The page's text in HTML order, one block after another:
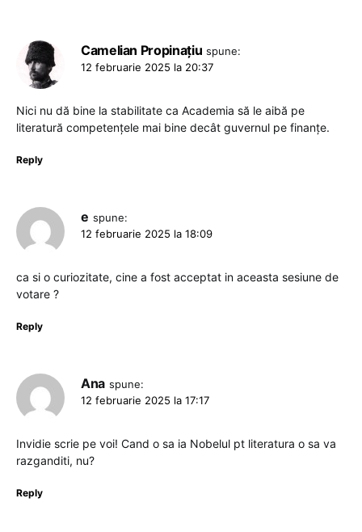
Camelian Propinațiu spune:
12 februarie 2025 la 20:37
Nici nu dă bine la stabilitate ca Academia să le aibă pe
literatură competențele mai bine decât guvernul pe finanțe.
Reply
e spune:
12 februarie 2025 la 18:09
ca si o curiozitate, cine a fost acceptat in aceasta sesiune de
votare ?
Reply
Ana spune:
12 februarie 2025 la 17:17
Invidie scrie pe voi! Cand o sa ia Nobelul pt literatura o sa va
razganditi, nu?
Reply